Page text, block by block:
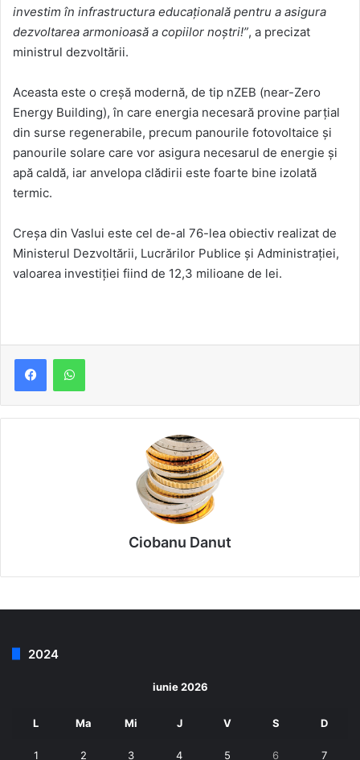
investim în infrastructura educațională pentru a asigura
dezvoltarea armonioasă a copiilor noștri!”, a precizat
ministrul dezvoltării.
Aceasta este o creșă modernă, de tip nZEB (near-Zero
Energy Building), în care energia necesară provine parțial
din surse regenerabile, precum panourile fotovoltaice și
panourile solare care vor asigura necesarul de energie și
apă caldă, iar anvelopa clădirii este foarte bine izolată
termic.
Creșa din Vaslui este cel de-al 76-lea obiectiv realizat de
Ministerul Dezvoltării, Lucrărilor Publice și Administrației,
valoarea investiției fiind de 12,3 milioane de lei.
Ciobanu Danut
2024
iunie 2026
L Ma Mi J V S D
1 2 3 4 5 6 7